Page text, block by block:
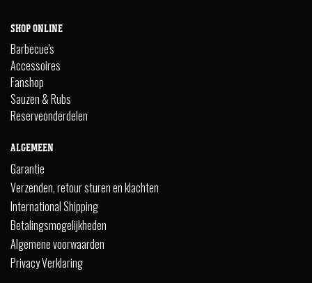
SHOP ONLINE
Barbecue's
Accessoires
Fanshop
Sauzen & Rubs
Reserveonderdelen
ALGEMEEN
Garantie
Verzenden, retour sturen en klachten
International Shipping
Betalingsmogelijkheden
Algemene voorwaarden
Privacy Verklaring